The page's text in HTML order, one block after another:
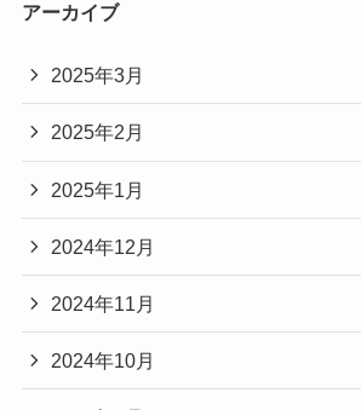
アーカイブ
2025年3月
2025年2月
2025年1月
2024年12月
2024年11月
2024年10月